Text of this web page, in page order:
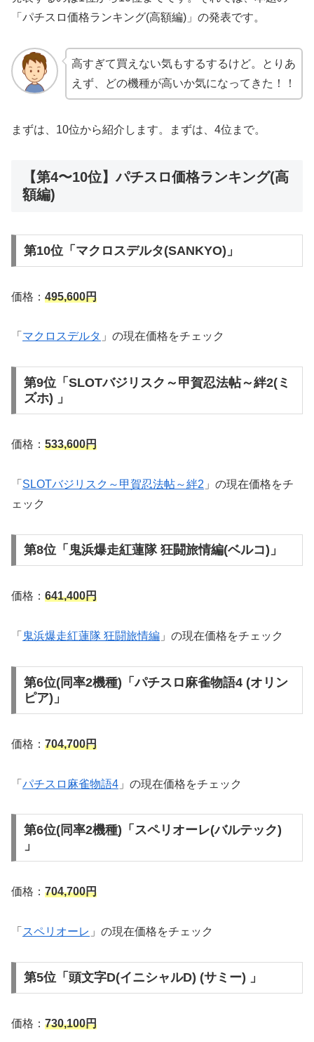
「パチスロ価格ランキング(高額編)」の発表です。
高すぎて買えない気もするするけど。とりあ
えず、どの機種が高いか気になってきた！！
まずは、10位から紹介します。まずは、4位まで。
【第4〜10位】パチスロ価格ランキング(高
額編)
第10位「マクロスデルタ(SANKYO)」
価格： 495,600円
「 マクロスデルタ 」の現在価格をチェック
第9位「SLOTバジリスク～甲賀忍法帖～絆2(ミ
ズホ) 」
価格： 533,600円
「 SLOTバジリスク～甲賀忍法帖～絆2 」の現在価格をチ
ェック
第8位「鬼浜爆走紅蓮隊 狂闘旅情編(ベルコ)」
価格： 641,400円
「 鬼浜爆走紅蓮隊 狂闘旅情編 」の現在価格をチェック
第6位(同率2機種)「パチスロ麻雀物語4 (オリン
ピア)」
価格： 704,700円
「 パチスロ麻雀物語4 」の現在価格をチェック
第6位(同率2機種)「スペリオーレ(バルテック)
」
価格： 704,700円
「 スペリオーレ 」の現在価格をチェック
第5位「頭文字D(イニシャルD) (サミー) 」
価格： 730,100円